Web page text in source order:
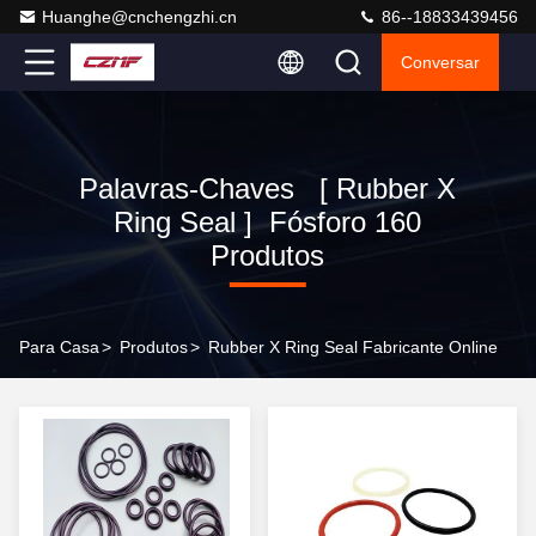
Huanghe@cnchengzhi.cn 86--18833439456
Conversar
Palavras-Chaves [ Rubber X
Ring Seal ] Fósforo 160
Produtos
Para Casa> Produtos> Rubber X Ring Seal Fabricante Online